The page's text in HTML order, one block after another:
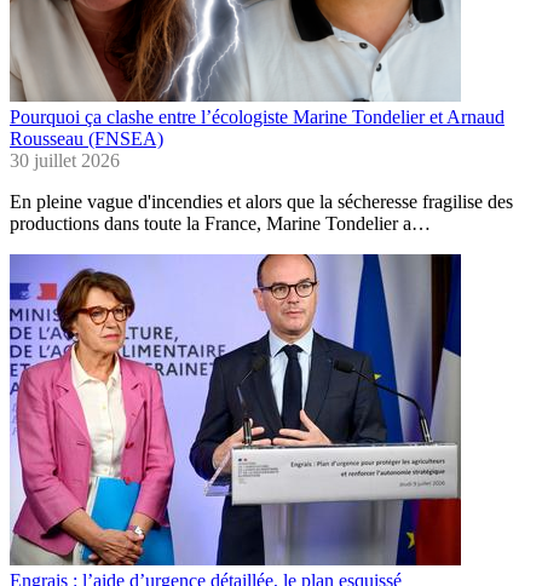
Pourquoi ça clashe entre l’écologiste Marine Tondelier et Arnaud
Rousseau (FNSEA)
30 juillet 2026
En pleine vague d'incendies et alors que la sécheresse fragilise des
productions dans toute la France, Marine Tondelier a…
Engrais : l’aide d’urgence détaillée, le plan esquissé